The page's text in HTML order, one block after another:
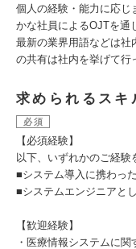
個人の経験・能力に応じ
かな社員によるOJTを通
最新の業界用語などは社
の共有は社内を挙げて行
求められるスキ
必須
【必須経験】
以下、いずれかのご経験
■システム導入に携わっ
■システムエンジニアと
【歓迎経験】
・医療情報システムに